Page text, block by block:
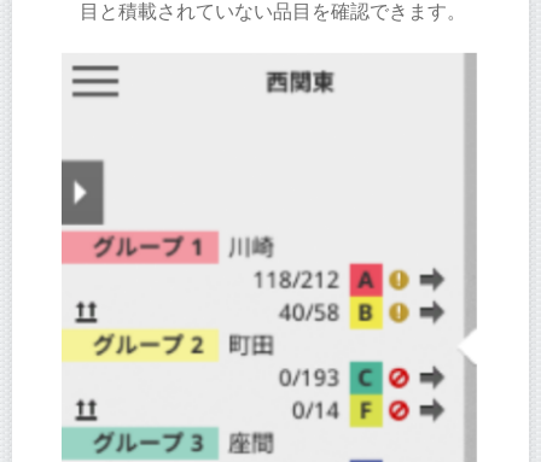
目と積載されていない品目を確認できます。